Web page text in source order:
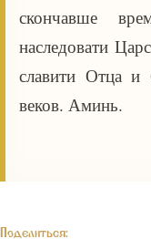
скончавше
наследовати
славити Отца
веков. Аминь.
Поделиться: